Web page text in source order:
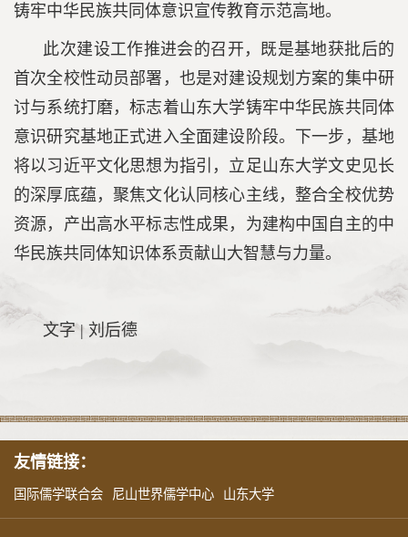
铸牢中华民族共同体意识宣传教育示范高地。
此次建设工作推进会的召开，既是基地获批后的
首次全校性动员部署，也是对建设规划方案的集中研
讨与系统打磨，标志着山东大学铸牢中华民族共同体
意识研究基地正式进入全面建设阶段。下一步，基地
将以习近平文化思想为指引，立足山东大学文史见长
的深厚底蕴，聚焦文化认同核心主线，整合全校优势
资源，产出高水平标志性成果，为建构中国自主的中
华民族共同体知识体系贡献山大智慧与力量。
文字 | 刘后德
友情链接：
国际儒学联合会 尼山世界儒学中心 山东大学